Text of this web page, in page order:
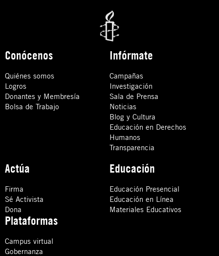
Conócenos
Quiénes somos
Logros
Donantes y Membresía
Bolsa de Trabajo
Infórmate
Campañas
Investigación
Sala de Prensa
Noticias
Blog y Cultura
Educación en Derechos
Humanos
Transparencia
Actúa
Firma
Sé Activista
Dona
Educación
Educación Presencial
Educación en Línea
Materiales Educativos
Plataformas
Campus virtual
Gobernanza